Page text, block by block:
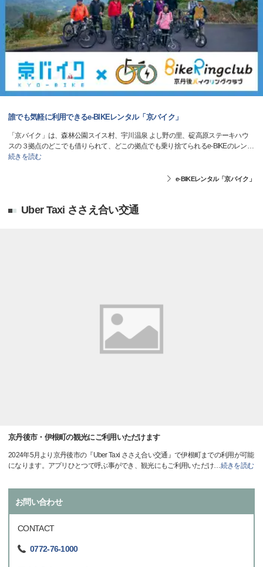
誰でも気軽に利用できるe-BIKEレンタル「京バイク」
「京バイク」は、森林公園スイス村、宇川温泉 よし野の里、碇高原ステーキハウ
スの３拠点のどこでも借りられて、どこの拠点でも乗り捨てられるe-BIKEのレン…
続きを読む
e-BIKEレンタル「京バイク」
Uber Taxi ささえ合い交通
京丹後市・伊根町の観光にご利用いただけます
2024年5月より京丹後市の『Uber Taxi ささえ合い交通』で伊根町までの利用が可能
になります。アプリひとつで呼ぶ事ができ、観光にもご利用いただけ…続きを読む
お問い合わせ
CONTACT
0772-76-1000